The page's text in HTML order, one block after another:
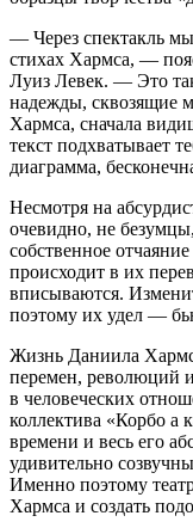
— Через спектакль мы
стихах Хармса, —
Луиз Левек. — Это
надежды, сквозящие
Хармса, сначала
текст подхватывает
диаграмма,
Несмотря на
очевидно, не
собственное
происходит в их
вписываются.
поэтому их удел —
Жизнь Даниила
перемен, революций
в человеческих
коллектива «Корбо а
времени и весь его
удивительно
Именно поэтому
Хармса и создать